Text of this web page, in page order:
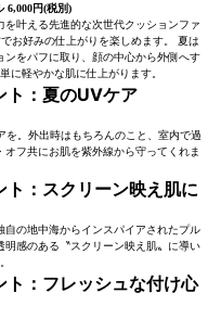
6,000円(税別)
叶える先進的な次世代クッションファ
お好みの仕上がりを楽しめます。 夏は
をパフに取り、顔の中心から外側へす
に軽やかな肌に仕上がります。
ト：夏のUVケア
を。外出時はもちろんのこと、室内で過
フ共にお肌を紫外線から守ってくれま
：スクリーン映え肌に
の地中海からインスパイアされたプル
感のある〝スクリーン映え肌〟に導い
ト：フレッシュな付け心